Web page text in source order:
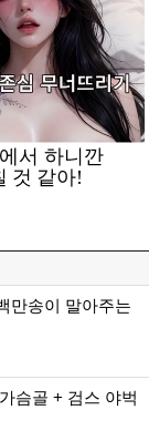
만송이 말아주는
슴골 + 검스 야벅